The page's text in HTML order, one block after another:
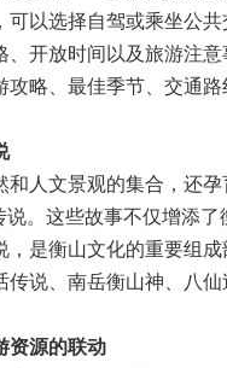
可以选择自驾或乘坐公
、开放时间以及旅游注
攻略、最佳季节、交通路
和人文景观的集合，还
说。这些故事不仅增添
，是衡山文化的重要组
传说、南岳衡山神、八仙
资源的联动